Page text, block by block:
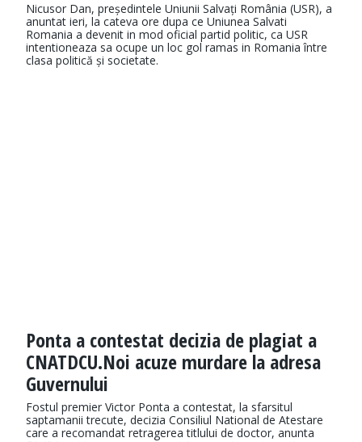
Nicusor Dan, președintele Uniunii Salvați România (USR), a
anuntat ieri, la cateva ore dupa ce Uniunea Salvati
Romania a devenit in mod oficial partid politic, ca USR
intentioneaza sa ocupe un loc gol ramas in Romania între
clasa politică și societate.
Ponta a contestat decizia de plagiat a
CNATDCU.Noi acuze murdare la adresa
Guvernului
Fostul premier Victor Ponta a contestat, la sfarsitul
saptamanii trecute, decizia Consiliul National de Atestare
care a recomandat retragerea titlului de doctor, anunta